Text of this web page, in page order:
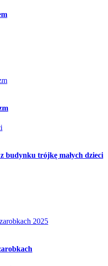
budynku trójkę małych dzieci